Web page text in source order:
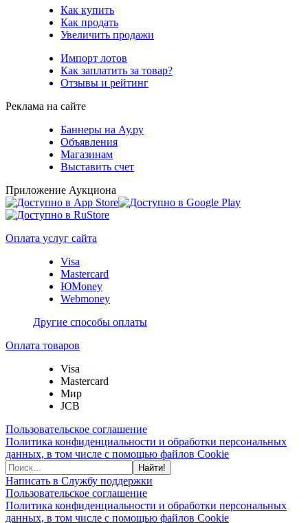
Как купить
Как продать
Увеличить продажи
Импорт лотов
Как заплатить за товар?
Отзывы и рейтинг
Реклама на сайте
Баннеры на Ау.ру
Объявления
Магазинам
Выставить счет
Приложение Аукциона
Оплата услуг сайта
Visa
Mastercard
ЮMoney
Webmoney
Другие способы оплаты
Оплата товаров
Visa
Mastercard
Мир
JCB
Пользовательское соглашение
Политика конфиденциальности и обработки персональных
данных, в том числе с помощью файлов Cookie
Найти!
Написать в Службу поддержки
Пользовательское соглашение
Политика конфиденциальности и обработки персональных
данных, в том числе с помощью файлов Cookie